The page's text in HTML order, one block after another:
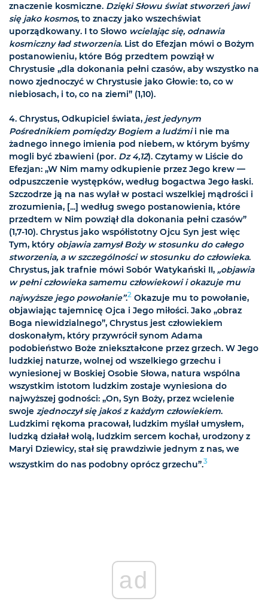
znaczenie kosmiczne. Dzięki Słowu świat stworzeń jawi
się jako kosmos, to znaczy jako wszechświat
uporządkowany. I to Słowo wcielając się, odnawia
kosmiczny ład stworzenia. List do Efezjan mówi o Bożym
postanowieniu, które Bóg przedtem powziął w
Chrystusie „dla dokonania pełni czasów, aby wszystko na
nowo zjednoczyć w Chrystusie jako Głowie: to, co w
niebiosach, i to, co na ziemi” (1,10).
4. Chrystus, Odkupiciel świata, jest jedynym
Pośrednikiem pomiędzy Bogiem a ludźmii nie ma
żadnego innego imienia pod niebem, w którym byśmy
mogli być zbawieni (por. Dz 4,12). Czytamy w Liście do
Efezjan: „W Nim mamy odkupienie przez Jego krew —
odpuszczenie występków, według bogactwa Jego łaski.
Szczodrze ją na nas wylał w postaci wszelkiej mądrości i
zrozumienia, [...] według swego postanowienia, które
przedtem w Nim powziął dla dokonania pełni czasów”
(1,7-10). Chrystus jako współistotny Ojcu Syn jest więc
Tym, który objawia zamysł Boży w stosunku do całego
stworzenia, a w szczególności w stosunku do człowieka.
Chrystus, jak trafnie mówi Sobór Watykański II, „objawia
w pełni człowieka samemu człowiekowi i okazuje mu
najwyższe jego powołanie”.2 Okazuje mu to powołanie,
objawiając tajemnicę Ojca i Jego miłości. Jako „obraz
Boga niewidzialnego”, Chrystus jest człowiekiem
doskonałym, który przywrócił synom Adama
podobieństwo Boże zniekształcone przez grzech. W Jego
ludzkiej naturze, wolnej od wszelkiego grzechu i
wyniesionej w Boskiej Osobie Słowa, natura wspólna
wszystkim istotom ludzkim zostaje wyniesiona do
najwyższej godności: „On, Syn Boży, przez wcielenie
swoje zjednoczył się jakoś z każdym człowiekiem.
Ludzkimi rękoma pracował, ludzkim myślał umysłem,
ludzką działał wolą, ludzkim sercem kochał, urodzony z
Maryi Dziewicy, stał się prawdziwie jednym z nas, we
wszystkim do nas podobny oprócz grzechu”.3
ad